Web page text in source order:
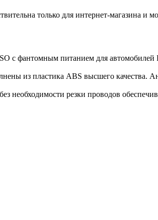
только для интернет-магазина и
с фантомным питанием для автомобилей
из пластика ABS высшего качества.
необходимости резки проводов